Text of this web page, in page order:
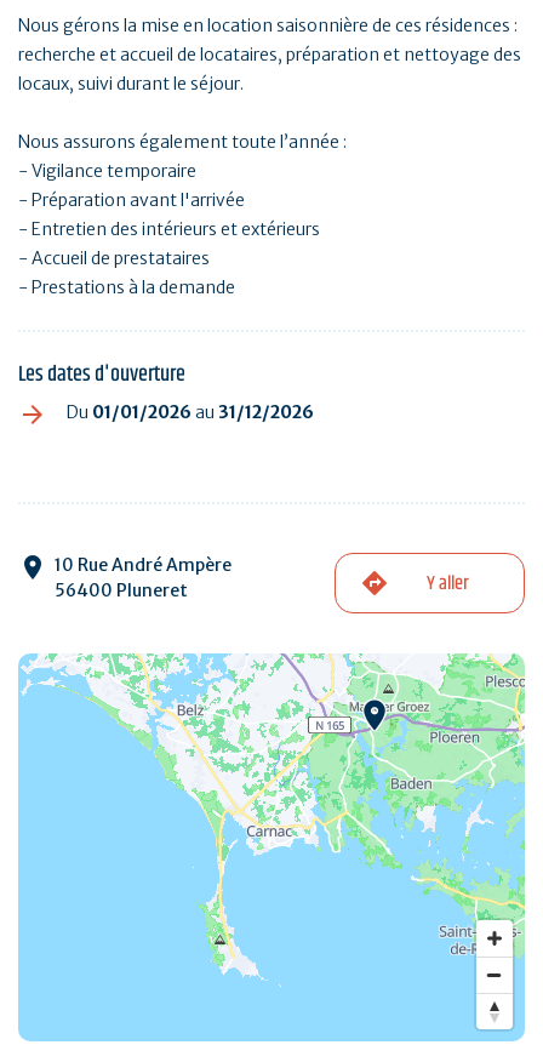
Nous gérons la mise en location saisonnière de ces résidences :
recherche et accueil de locataires, préparation et nettoyage des
locaux, suivi durant le séjour.
Nous assurons également toute l’année :
- Vigilance temporaire
- Préparation avant l'arrivée
- Entretien des intérieurs et extérieurs
- Accueil de prestataires
- Prestations à la demande
Les dates d'ouverture
Du 01/01/2026 au 31/12/2026
10 Rue André Ampère
56400 Pluneret
Y aller